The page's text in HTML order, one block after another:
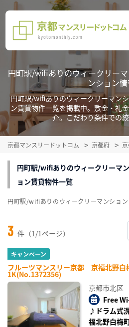
円町駅/wifiありのウィークリー
ンション
円町駅/wifiありのウィークリーマン
ン賃貸物件一覧を掲載中。敷金・礼
介。こだわり条件での
京都マンスリードットコム 京都府
円町駅/wifiありのウィークリーマ
ョン賃貸物件一覧
3 件（1/1ページ）
キャンペーン
フルーツマンスリー京都 京福北野白
1K(No.1372356)
京都市北区
Free
♪ドラム式
福北野白梅